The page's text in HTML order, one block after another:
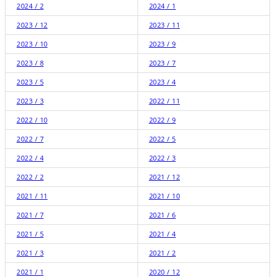
2024 / 2 2024 / 1
2023 / 12 2023 / 11
2023 / 10 2023 / 9
2023 / 8 2023 / 7
2023 / 5 2023 / 4
2023 / 3 2022 / 11
2022 / 10 2022 / 9
2022 / 7 2022 / 5
2022 / 4 2022 / 3
2022 / 2 2021 / 12
2021 / 11 2021 / 10
2021 / 7 2021 / 6
2021 / 5 2021 / 4
2021 / 3 2021 / 2
2021 / 1 2020 / 12